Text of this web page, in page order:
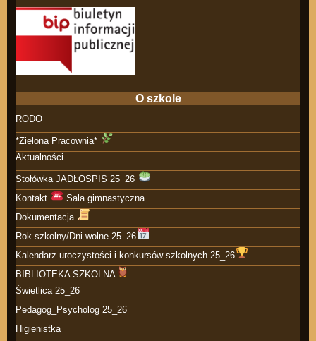
O szkole
RODO
*Zielona Pracownia*
Aktualności
Stołówka JADŁOSPIS 25_26
Kontakt
Sala gimnastyczna
Dokumentacja
Rok szkolny/Dni wolne 25_26
Kalendarz uroczystości i konkursów szkolnych 25_26
BIBLIOTEKA SZKOLNA
Świetlica 25_26
Pedagog_Psycholog 25_26
Higienistka